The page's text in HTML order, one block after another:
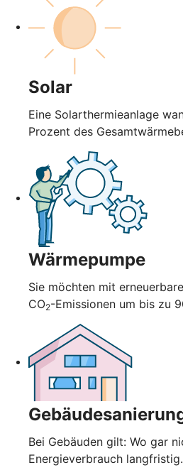
Solar
Eine Solarthermieanlage
Prozent des
Wärmepumpe
Sie möchten mit
CO2-Emissionen um bis zu
Bei Gebäuden gilt: Wo gar
Energieverbrauch